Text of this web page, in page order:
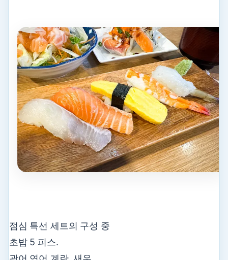
점심 특선 세트의 구성 중
초밥 5 피스.